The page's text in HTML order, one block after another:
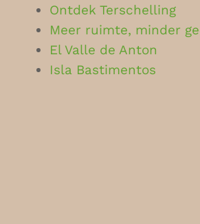
Ontdek Terschelling
Meer ruimte, minder
El Valle de Anton
Isla Bastimentos